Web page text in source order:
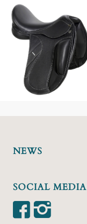
NEWS
SOCIAL MEDIA